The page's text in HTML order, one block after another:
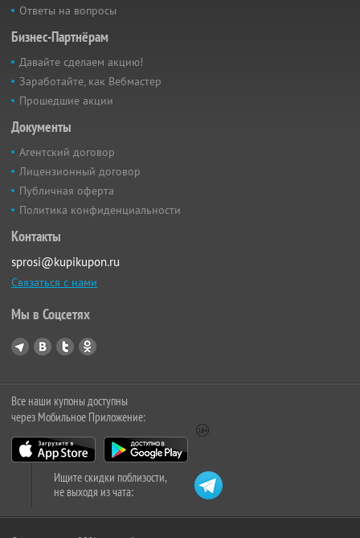
Ответы на вопросы
Бизнес-Партнёрам
Давайте сделаем акцию!
Заработайте, как Вебмастер
Прошедшие акции
Документы
Агентский договор
Лицензионный договор
Публичная оферта
Политика конфиденциальности
Контакты
sprosi@kupikupon.ru
Связаться с нами
Мы в Соцсетях
Все наши купоны доступны
через Мобильное Приложение:
Ищите скидки поблизости,
не выходя из чата: